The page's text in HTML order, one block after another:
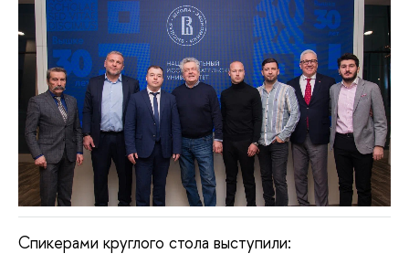
Спикерами круглого стола выступили: